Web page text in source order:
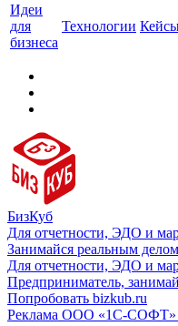
Идеи
для
бизнеса
Технологии
БизКуб
Для отчетности, ЭДО и
Занимайся реальным
Для отчетности, ЭДО и
Предприниматель,
Попробовать bizkub.ru
Реклама ООО «1С-СОФТ»